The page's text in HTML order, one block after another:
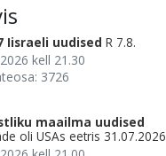
Iisraeli uudised R 7.8.
kell 21.30
3726
maailma uudised
oli USAs eetris 31.07.2026